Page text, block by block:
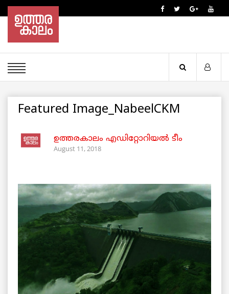
Featured Image_NabeelCKM
ഉത്തരകാലം എഡിറ്റോറിയല്‍ ടീം
August 11, 2018